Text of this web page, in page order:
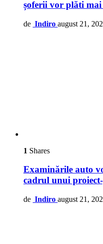
șoferii vor plăti
de Indiro august 21,
1 Shares
Examinările auto
cadrul unui
de Indiro august 21,